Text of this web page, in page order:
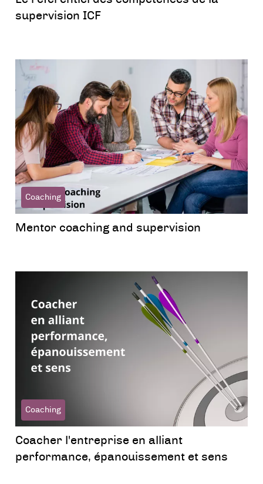
supervision ICF
Coaching
Mentor coaching and supervision
Coaching
Coacher l'entreprise en alliant
performance, épanouissement et sens